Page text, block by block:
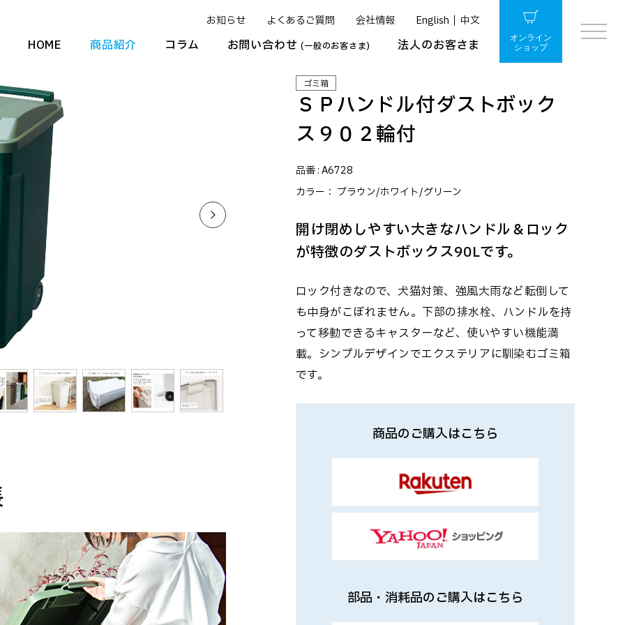
お知らせ よくあるご質問 会社情報 English 中文
HOME 商品紹介 コラム お問い合わせ(一般のお客さま) 法人のお客さま
オンライン
ショップ
ゴミ箱
ＳＰハンドル付ダストボック
ス９０２輪付
品番 :A6728
カラー： ブラウン/ホワイト/グリーン
開け閉めしやすい大きなハンドル＆ロック
が特徴のダストボックス90Lです。
ロック付きなので、犬猫対策、強風大雨など転倒して
も中身がこぼれません。下部の排水栓、ハンドルを持
って移動できるキャスターなど、使いやすい機能満
載。シンプルデザインでエクステリアに馴染むゴミ箱
です。
商品のご購入はこちら
部品・消耗品のご購入はこちら